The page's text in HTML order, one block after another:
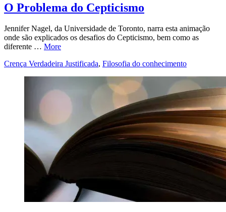
O Problema do Cepticismo
Jennifer Nagel, da Universidade de Toronto, narra esta animação
onde são explicados os desafios do Cepticismo, bem como as
diferente … More
Crença Verdadeira Justificada, Filosofia do conhecimento